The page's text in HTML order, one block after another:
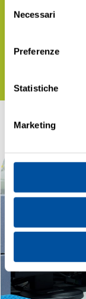
delNecessari
Preferenze
Statistiche
Marketing
FlowMetric
citometria